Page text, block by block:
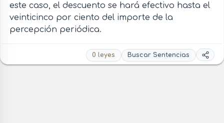
este caso, el descuento se hará efectivo hasta el
veinticinco por ciento del importe de la
percepción periódica.
0 leyes Buscar Sentencias